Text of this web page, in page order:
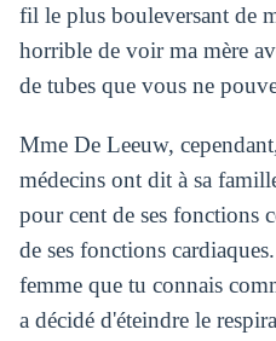
fil le plus bouleversant de
horrible de voir ma mère
de tubes que vous ne
Mme De Leeuw,
médecins ont dit à sa
pour cent de ses fonctions
de ses fonctions
femme que tu connais
a décidé d'éteindre le